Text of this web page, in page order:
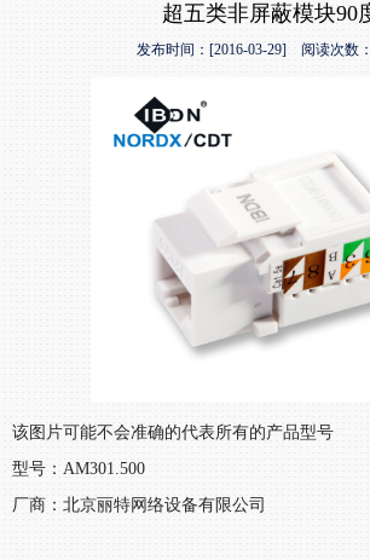
超五类非屏蔽模块90
发布时间：[2016-03-29] 阅读次数
该图片可能不会准确的代表所有的产品型号
型号：AM301.500
厂商：北京丽特网络设备有限公司